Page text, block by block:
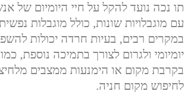
תו נכה נועד להקל על חיי היומיום של
עם מוגבלויות שונות, כולל מוגבלות
במקרים רבים, בעיות חרדה יכולות
יומיומי ולגרום לצורך בתמיכה נוספת,
בקרבת מקום או הימנעות ממצבים
לחיפוש מקום חניה.